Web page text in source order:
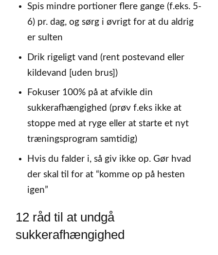
Spis mindre portioner flere gange (f.eks. 5-
6) pr. dag, og sørg i øvrigt for at du aldrig
er sulten
Drik rigeligt vand (rent postevand eller
kildevand [uden brus])
Fokuser 100% på at afvikle din
sukkerafhængighed (prøv f.eks ikke at
stoppe med at ryge eller at starte et nyt
træningsprogram samtidig)
Hvis du falder i, så giv ikke op. Gør hvad
der skal til for at “komme op på hesten
igen”
12 råd til at undgå
sukkerafhængighed